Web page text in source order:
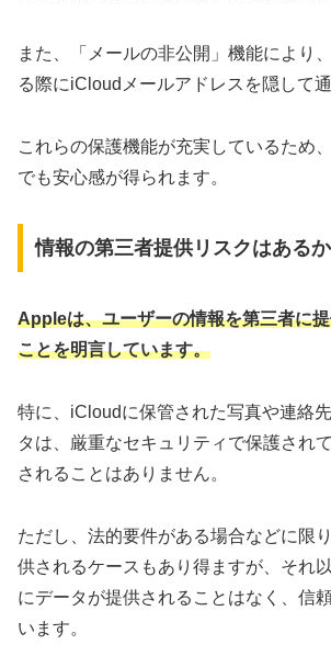
また、「メールの非公開」機能により
る際にiCloudメールアドレスを隠して
これらの保護機能が充実しているため
でも安心感が得られます。
情報の第三者提供リスクはあるか
Appleは、ユーザーの情報を第三者に
ことを明言しています。
特に、iCloudに保管された写真や連絡
タは、厳重なセキュリティで保護され
されることはありません。
ただし、法的要件がある場合などに限
供されるケースもあり得ますが、それ
にデータが提供されることはなく、信
います。